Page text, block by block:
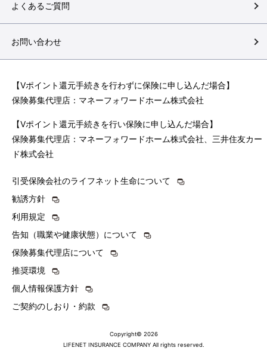
よくあるご質問
お問い合わせ
【Vポイント還元手続きを行わずに保険に申し込んだ場合】
保険募集代理店：マネーフォワードホーム株式会社
【Vポイント還元手続きを行い保険に申し込んだ場合】
保険募集代理店：マネーフォワードホーム株式会社、三井住友カー
ド株式会社
引受保険会社のライフネット生命について
勧誘方針
利用規定
告知（職業や健康状態）について
保険募集代理店について
推奨環境
個人情報保護方針
ご契約のしおり・約款
Copyright© 2026
LIFENET INSURANCE COMPANY All rights reserved.